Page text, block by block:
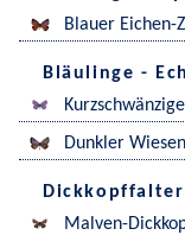
Blauer
Bläulinge -
Dunkler
Malven-